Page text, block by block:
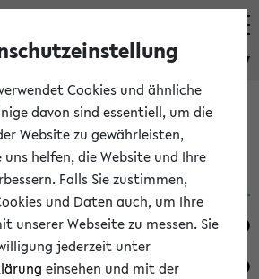
eKVV
im eKVV
Cookies und ähnliche
davon sind essentiell, um die
Website zu gewährleisten,
helfen, die Website und Ihre
Falls Sie zustimmen,
und Daten auch, um Ihre
unserer Webseite zu messen. Sie
jederzeit unter
einsehen und mit der